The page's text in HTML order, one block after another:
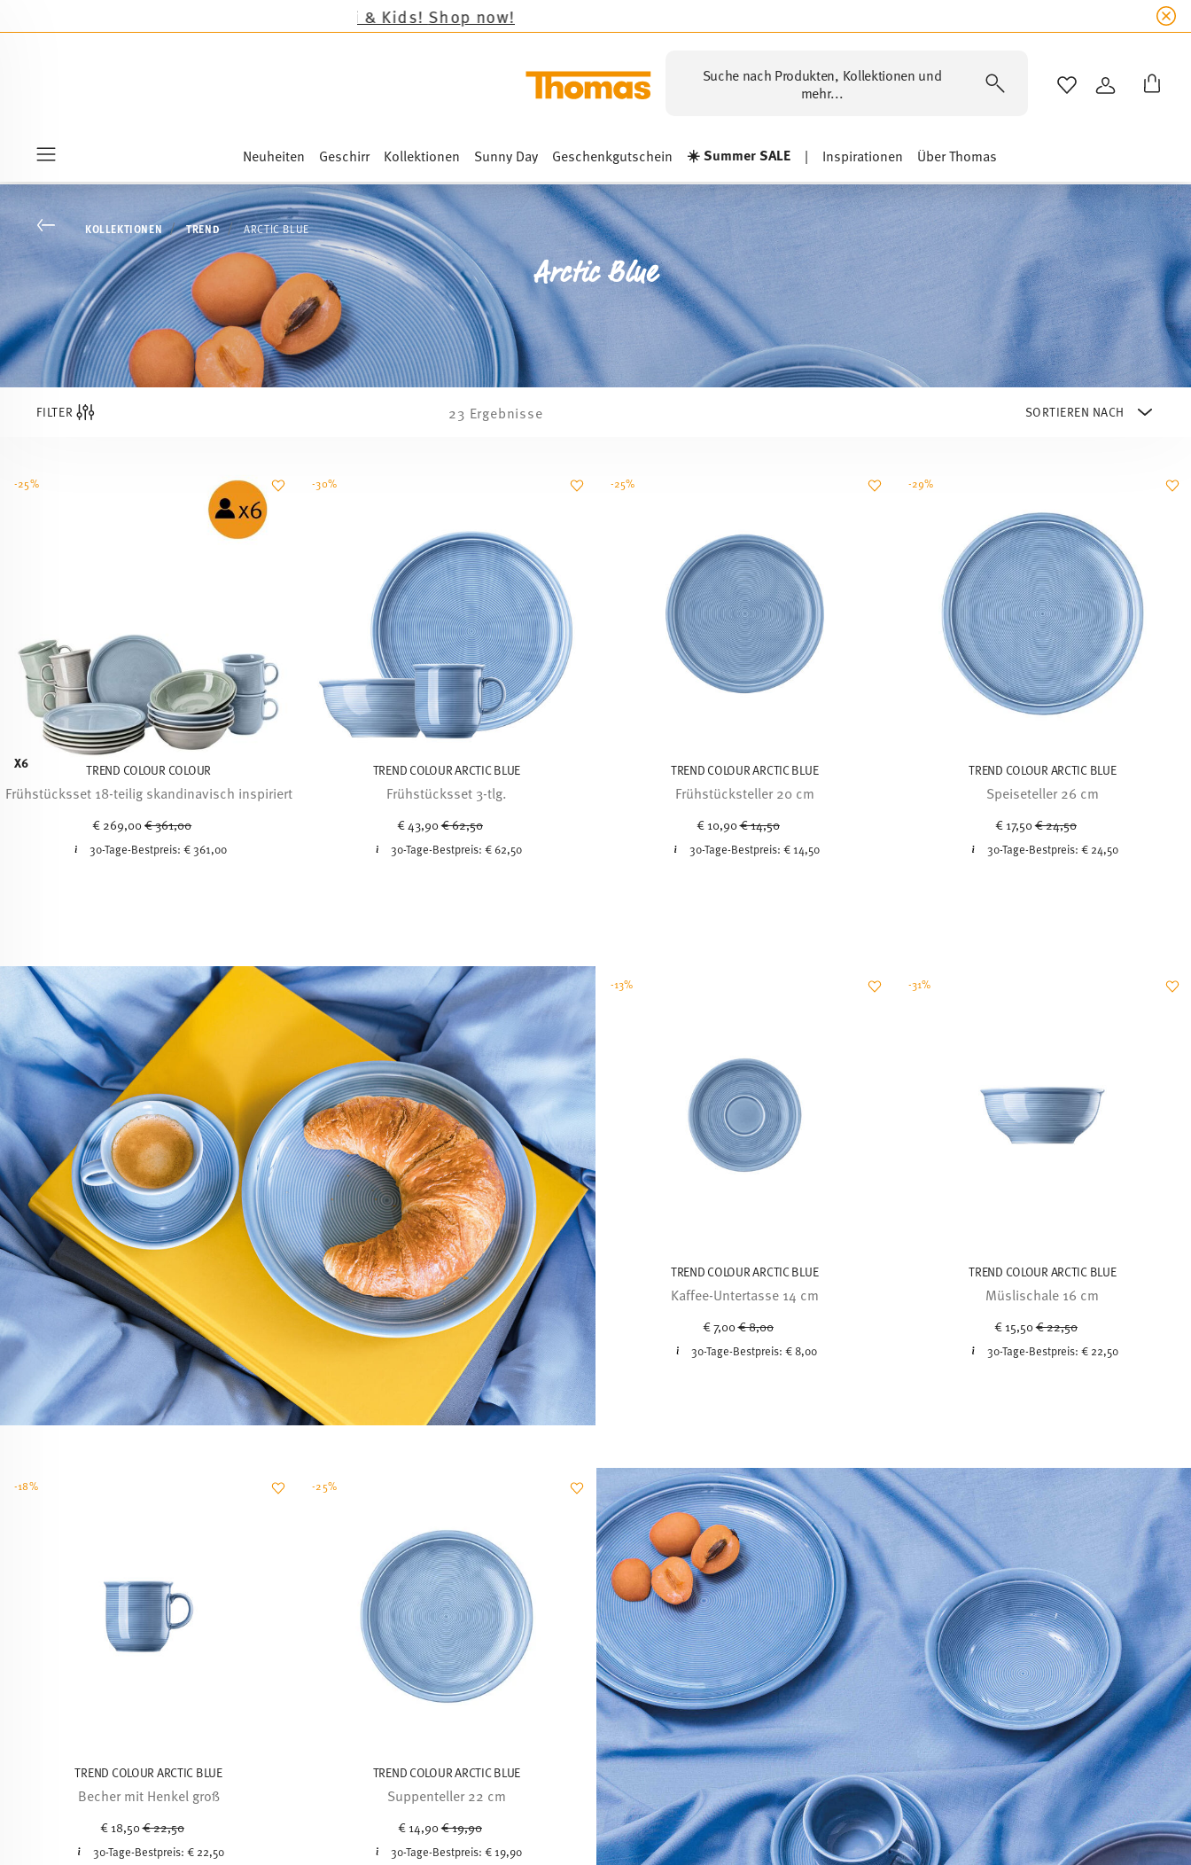
Suche nach Produkten, Kollektionen und
mehr...
WISHLISTANMELDEN
Neuheiten Geschirr Kollektionen Sunny Day Geschenkgutschein ☀️ Summer SALE | Inspirationen Über Thomas
Go backKOLLEKTIONEN TREND ARCTIC BLUE
Arctic Blue
FILTER 23 Ergebnisse
X6 TREND COLOUR COLOUR
Frühstücksset 18-teilig skandinavisch inspiriert
€ 269,00Price reduced from
€ 361,00
30-Tage-Bestpreis:€ 361,00
-25%
TREND COLOUR ARCTIC BLUE
Frühstücksset 3-tlg.
€ 43,90Price reduced from
€ 62,50
30-Tage-Bestpreis:€ 62,50
-30%
TREND COLOUR ARCTIC BLUE
Frühstücksteller 20 cm
€ 10,90Price reduced from
€ 14,50
30-Tage-Bestpreis: € 14,50
-25%
TREND COLOUR ARCTIC BLUE
Speiseteller 26 cm
€ 17,50Price reduced from
€ 24,50
30-Tage-Bestpreis: € 24,50
-29%
TREND COLOUR ARCTIC BLUE
Kaffee-Untertasse 14 cm
€ 7,00 Price reduced from
€ 8,00
30-Tage-Bestpreis:€ 8,00
-13%
TREND COLOUR ARCTIC BLUE
Müslischale 16 cm
€ 15,50 Price reduced from
€ 22,50
30-Tage-Bestpreis: € 22,50
-31%
TREND COLOUR ARCTIC BLUE
Becher mit Henkel groß
€ 18,50 Price reduced from
€ 22,50
30-Tage-Bestpreis: € 22,50
-18%
TREND COLOUR ARCTIC BLUE
Suppenteller 22 cm
€ 14,90 Price reduced from
€ 19,90
30-Tage-Bestpreis:€ 19,90
-25%